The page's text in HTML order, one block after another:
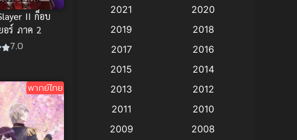
II ก็อบ
อร์ ภาค 2
7.0
พากย์ไทย
Animation อนิเมะ
Animation แอนิเมชั่น (1)
anime(9)
2021
2020
2019
2018
2017
2016
2015
2014
2013
2012
2011
2010
2009
2008